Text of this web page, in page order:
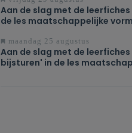
Aan de slag met de
de les maatschappelijke
maandag 25 augustus
Aan de slag met de
bijsturen' in de les